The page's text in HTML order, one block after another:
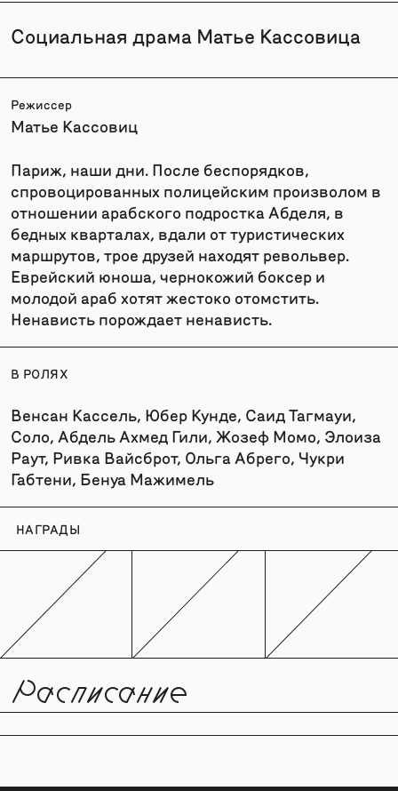
Социальная драма Матье Кассовица
Режиссер
Матье Кассовиц
Париж, наши дни. После беспорядков,
спровоцированных полицейским произволом в
отношении арабского подростка Абделя, в
бедных кварталах, вдали от туристических
маршрутов, трое друзей находят револьвер.
Еврейский юноша, чернокожий боксер и
молодой араб хотят жестоко отомстить.
Ненависть порождает ненависть.
В РОЛЯХ
Венсан Кассель, Юбер Кунде, Саид Тагмауи,
Соло, Абдель Ахмед Гили, Жозеф Момо, Элоиза
Раут, Ривка Вайсброт, Ольга Абрего, Чукри
Габтени, Бенуа Мажимель
НАГРАДЫ
Расписание